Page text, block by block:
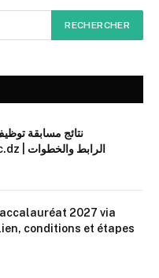
concours.onec.dz | الرابط والخطوات
2027 via
conditions et étapes